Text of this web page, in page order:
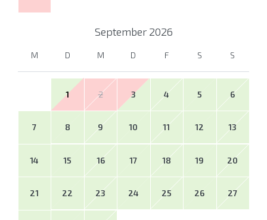
September 2026
M D M D F S S
1 2 3 4 5 6
7 8 9 10 11 12 13
14 15 16 17 18 19 20
21 22 23 24 25 26 27